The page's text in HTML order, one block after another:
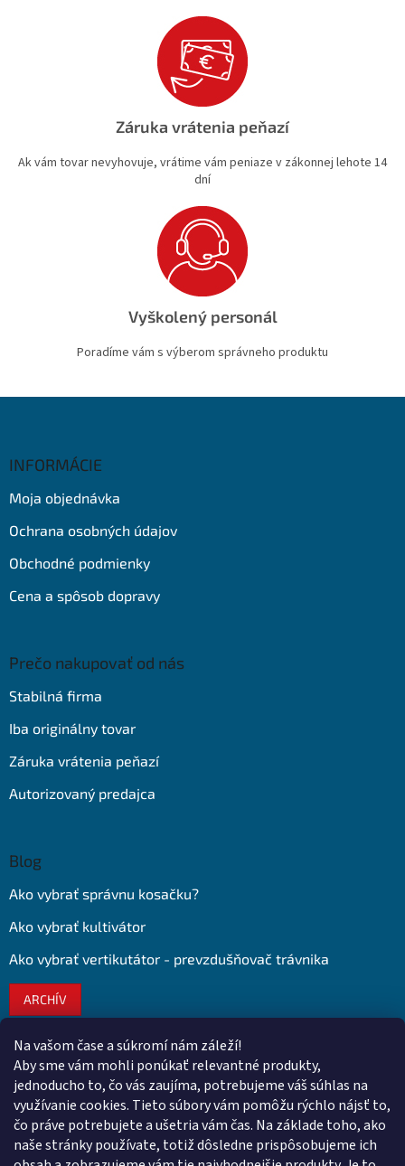
Na vašom čase a súkromí nám záleží!
Aby sme vám mohli ponúkať relevantné produkty,
jednoducho to, čo vás zaujíma, potrebujeme váš súhlas na
využívanie cookies. Tieto súbory vám pomôžu rýchlo nájsť to,
čo práve potrebujete a ušetria vám čas. Na základe toho, ako
naše stránky používate, totiž dôsledne prispôsobujeme ich
Záruka vrátenia peňazí
Ak vám tovar nevyhovuje, vrátime vám peniaze v zákonnej lehote 14
dní
Vyškolený personál
Poradíme vám s výberom správneho produktu
INFORMÁCIE
Moja objednávka
Ochrana osobných údajov
Obchodné podmienky
Cena a spôsob dopravy
Prečo nakupovať od nás
Stabilná firma
Iba originálny tovar
Záruka vrátenia peňazí
Autorizovaný predajca
Blog
Ako vybrať správnu kosačku?
Ako vybrať kultivátor
Ako vybrať vertikutátor - prevzdušňovač trávnika
ARCHÍV
Kontakt
obchod@ euroshopy.sk
0911 931 019
0911 931 019